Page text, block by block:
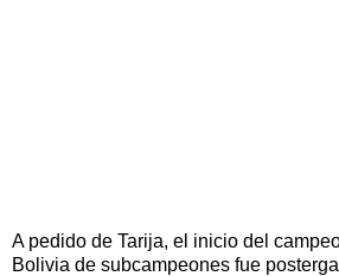
A pedido de Tarija, el inicio del
Bolivia de subcampeones fue